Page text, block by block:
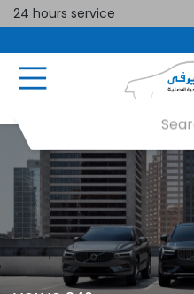
24 hours service